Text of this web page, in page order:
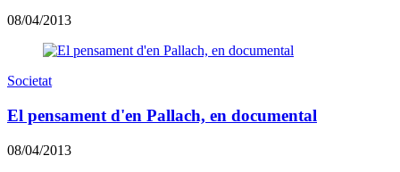
08/04/2013
Societat
El pensament d'en Pallach, en documental
08/04/2013